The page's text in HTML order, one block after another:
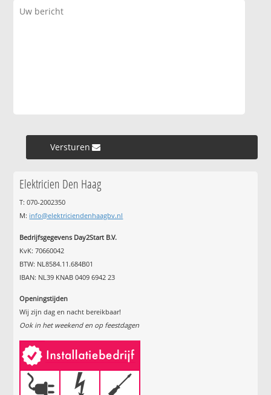
Versturen »
Elektricien Den Haag
T: 070-2002350
M: info@elektriciendenhaagbv.nl
Bedrijfsgegevens Day2Start B.V.
KvK: 70660042
BTW: NL8584.11.684B01
IBAN: NL39 KNAB 0409 6942 23
Openingstijden
Wij zijn dag en nacht bereikbaar!
Ook in het weekend en op feestdagen